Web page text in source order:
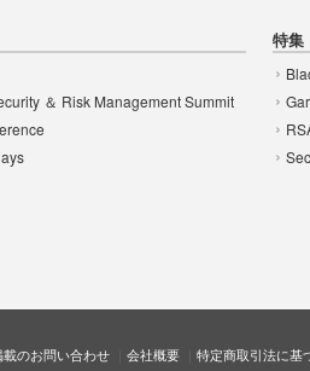
＆ Risk Management Summit
特集
載のお問い合わせ 会社概要 特定商取引法に基